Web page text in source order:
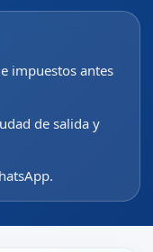
impuestos antes
de salida y